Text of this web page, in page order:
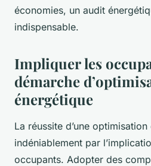
économies, un audit
indispensable.
Impliquer les
démarche
énergétique
La réussite d’une
indéniablement par
occupants. Adopter des